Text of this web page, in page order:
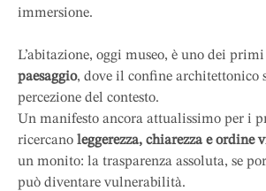
immersione.
L’abitazione, oggi museo, è uno dei
paesaggio, dove il confine architettonico
percezione del contesto.
Un manifesto ancora attualissimo per i
ricercano leggerezza, chiarezza e ordine
un monito: la trasparenza assoluta, se
può diventare vulnerabilità.